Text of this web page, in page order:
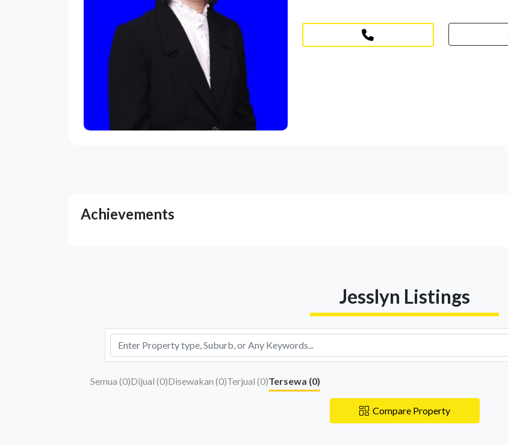
Achievements
Jesslyn Listings
Semua (0)Dijual (0)Disewakan (0)Terjual (0)Tersewa (0)
Compare Property